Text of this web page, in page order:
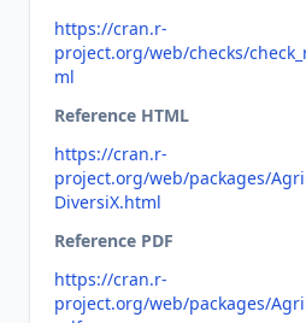
https://cran.r-
project.org/web/checks/
ml
Reference HTML
https://cran.r-
project.org/web/packages/
DiversiX.html
Reference PDF
https://cran.r-
project.org/web/packages/